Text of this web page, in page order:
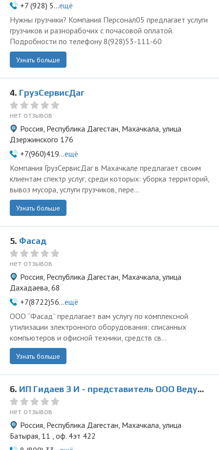
+7 (928) 5...ещё
Нужны грузчики? Компания Персонал05 предлагает услуги
грузчиков и разнорабочих с почасовой оплатой.
Подробности по телефону 8(928)53-111-60
Узнать больше
4. ГрузСервисДаг
нет отзывов
Россия, Республика Дагестан, Махачкала, улица
Дзержинского 176
+7(960)419...ещё
Компания ГрузСервисДаг в Махачкале предлагает своим
клиентам спектр услуг, среди которых: уборка территорий,
вывоз мусора, услуги грузчиков, пере...
Узнать больше
5. Фасад
нет отзывов
Россия, Республика Дагестан, Махачкала, улица
Дахадаева, 68
+7(8722)56...ещё
ООО “Фасад” предлагает вам услугу по комплексной
утилизации электронного оборудования: списанных
компьютеров и офисной техники, средств св...
Узнать больше
6. ИП Гидаев З И - представитель ООО Ведущая Утилизирующая Компания
нет отзывов
Россия, Республика Дагестан, Махачкала, улица
Батырая, 11 , оф. 4эт 422